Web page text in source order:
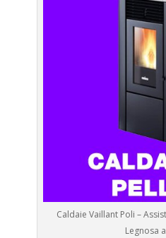
Caldaie Vaillant Poli –
Legnosa